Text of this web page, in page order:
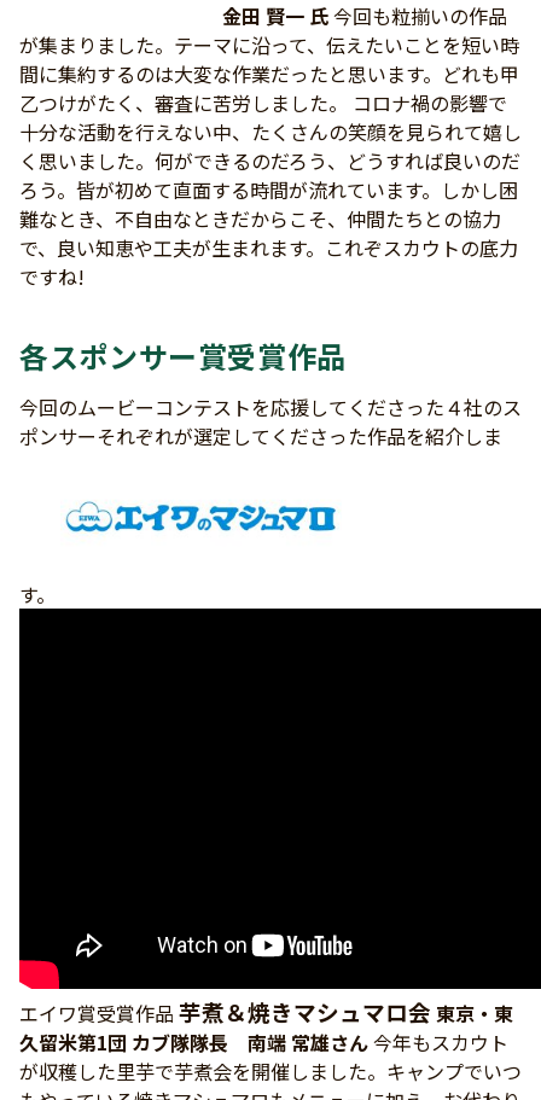
金田 賢一 氏今回も粒揃いの作品
が集まりました。テーマに沿って、伝えたいことを短い時
間に集約するのは大変な作業だったと思います。どれも甲
乙つけがたく、審査に苦労しました。 コロナ禍の影響で
十分な活動を行えない中、たくさんの笑顔を見られて嬉し
く思いました。何ができるのだろう、どうすれば良いのだ
ろう。皆が初めて直面する時間が流れています。しかし困
難なとき、不自由なときだからこそ、仲間たちとの協力
で、良い知恵や工夫が生まれます。これぞスカウトの底力
ですね!
各スポンサー賞受賞作品
今回のムービーコンテストを応援してくださった４社のス
ポンサーそれぞれが選定してくださった作品を紹介しま
す。
エイワ賞受賞作品 芋煮＆焼きマシュマロ会 東京・東
久留米第1団 カブ隊隊長 南端 常雄さん今年もスカウト
が収穫した里芋で芋煮会を開催しました。キャンプでいつ